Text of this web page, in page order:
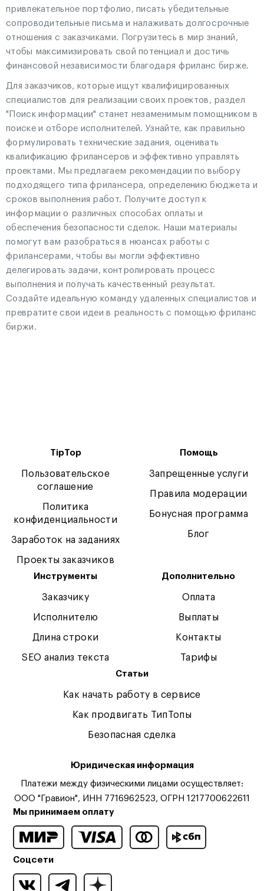
привлекательное портфолио, писать убедительные
сопроводительные письма и налаживать долгосрочные
отношения с заказчиками. Погрузитесь в мир знаний,
чтобы максимизировать свой потенциал и достичь
финансовой независимости благодаря фриланс бирже.
Для заказчиков, которые ищут квалифицированных
специалистов для реализации своих проектов, раздел
"Поиск информации" станет незаменимым помощником в
поиске и отборе исполнителей. Узнайте, как правильно
формулировать технические задания, оценивать
квалификацию фрилансеров и эффективно управлять
проектами. Мы предлагаем рекомендации по выбору
подходящего типа фрилансера, определению бюджета и
сроков выполнения работ. Получите доступ к
информации о различных способах оплаты и
обеспечения безопасности сделок. Наши материалы
помогут вам разобраться в нюансах работы с
фрилансерами, чтобы вы могли эффективно
делегировать задачи, контролировать процесс
выполнения и получать качественный результат.
Создайте идеальную команду удаленных специалистов и
превратите свои идеи в реальность с помощью фриланс
биржи.
TipTop
Пользовательское
соглашение
Политика
конфиденциальности
Заработок на заданиях
Проекты заказчиков
Помощь
Запрещенные услуги
Правила модерации
Бонусная программа
Блог
Инструменты
Заказчику
Исполнителю
Длина строки
SEO анализ текста
Дополнительно
Оплата
Выплаты
Контакты
Тарифы
Статьи
Как начать работу в сервисе
Как продвигать ТипТопы
Безопасная сделка
Юридическая информация
Платежи между физическими лицами осуществляет:
ООО "Гравион", ИНН 7716962523, ОГРН 1217700622611
Мы принимаем оплату
Соцсети